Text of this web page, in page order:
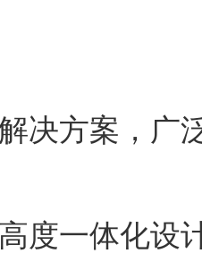
决方案，广
一体化设计